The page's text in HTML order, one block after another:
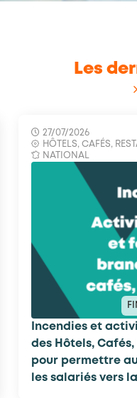
Les der
27/07/2026
HÔTELS, CAFÉS,
NATIONAL
Incendies et
des Hôtels,
pour permettre
les salariés vers